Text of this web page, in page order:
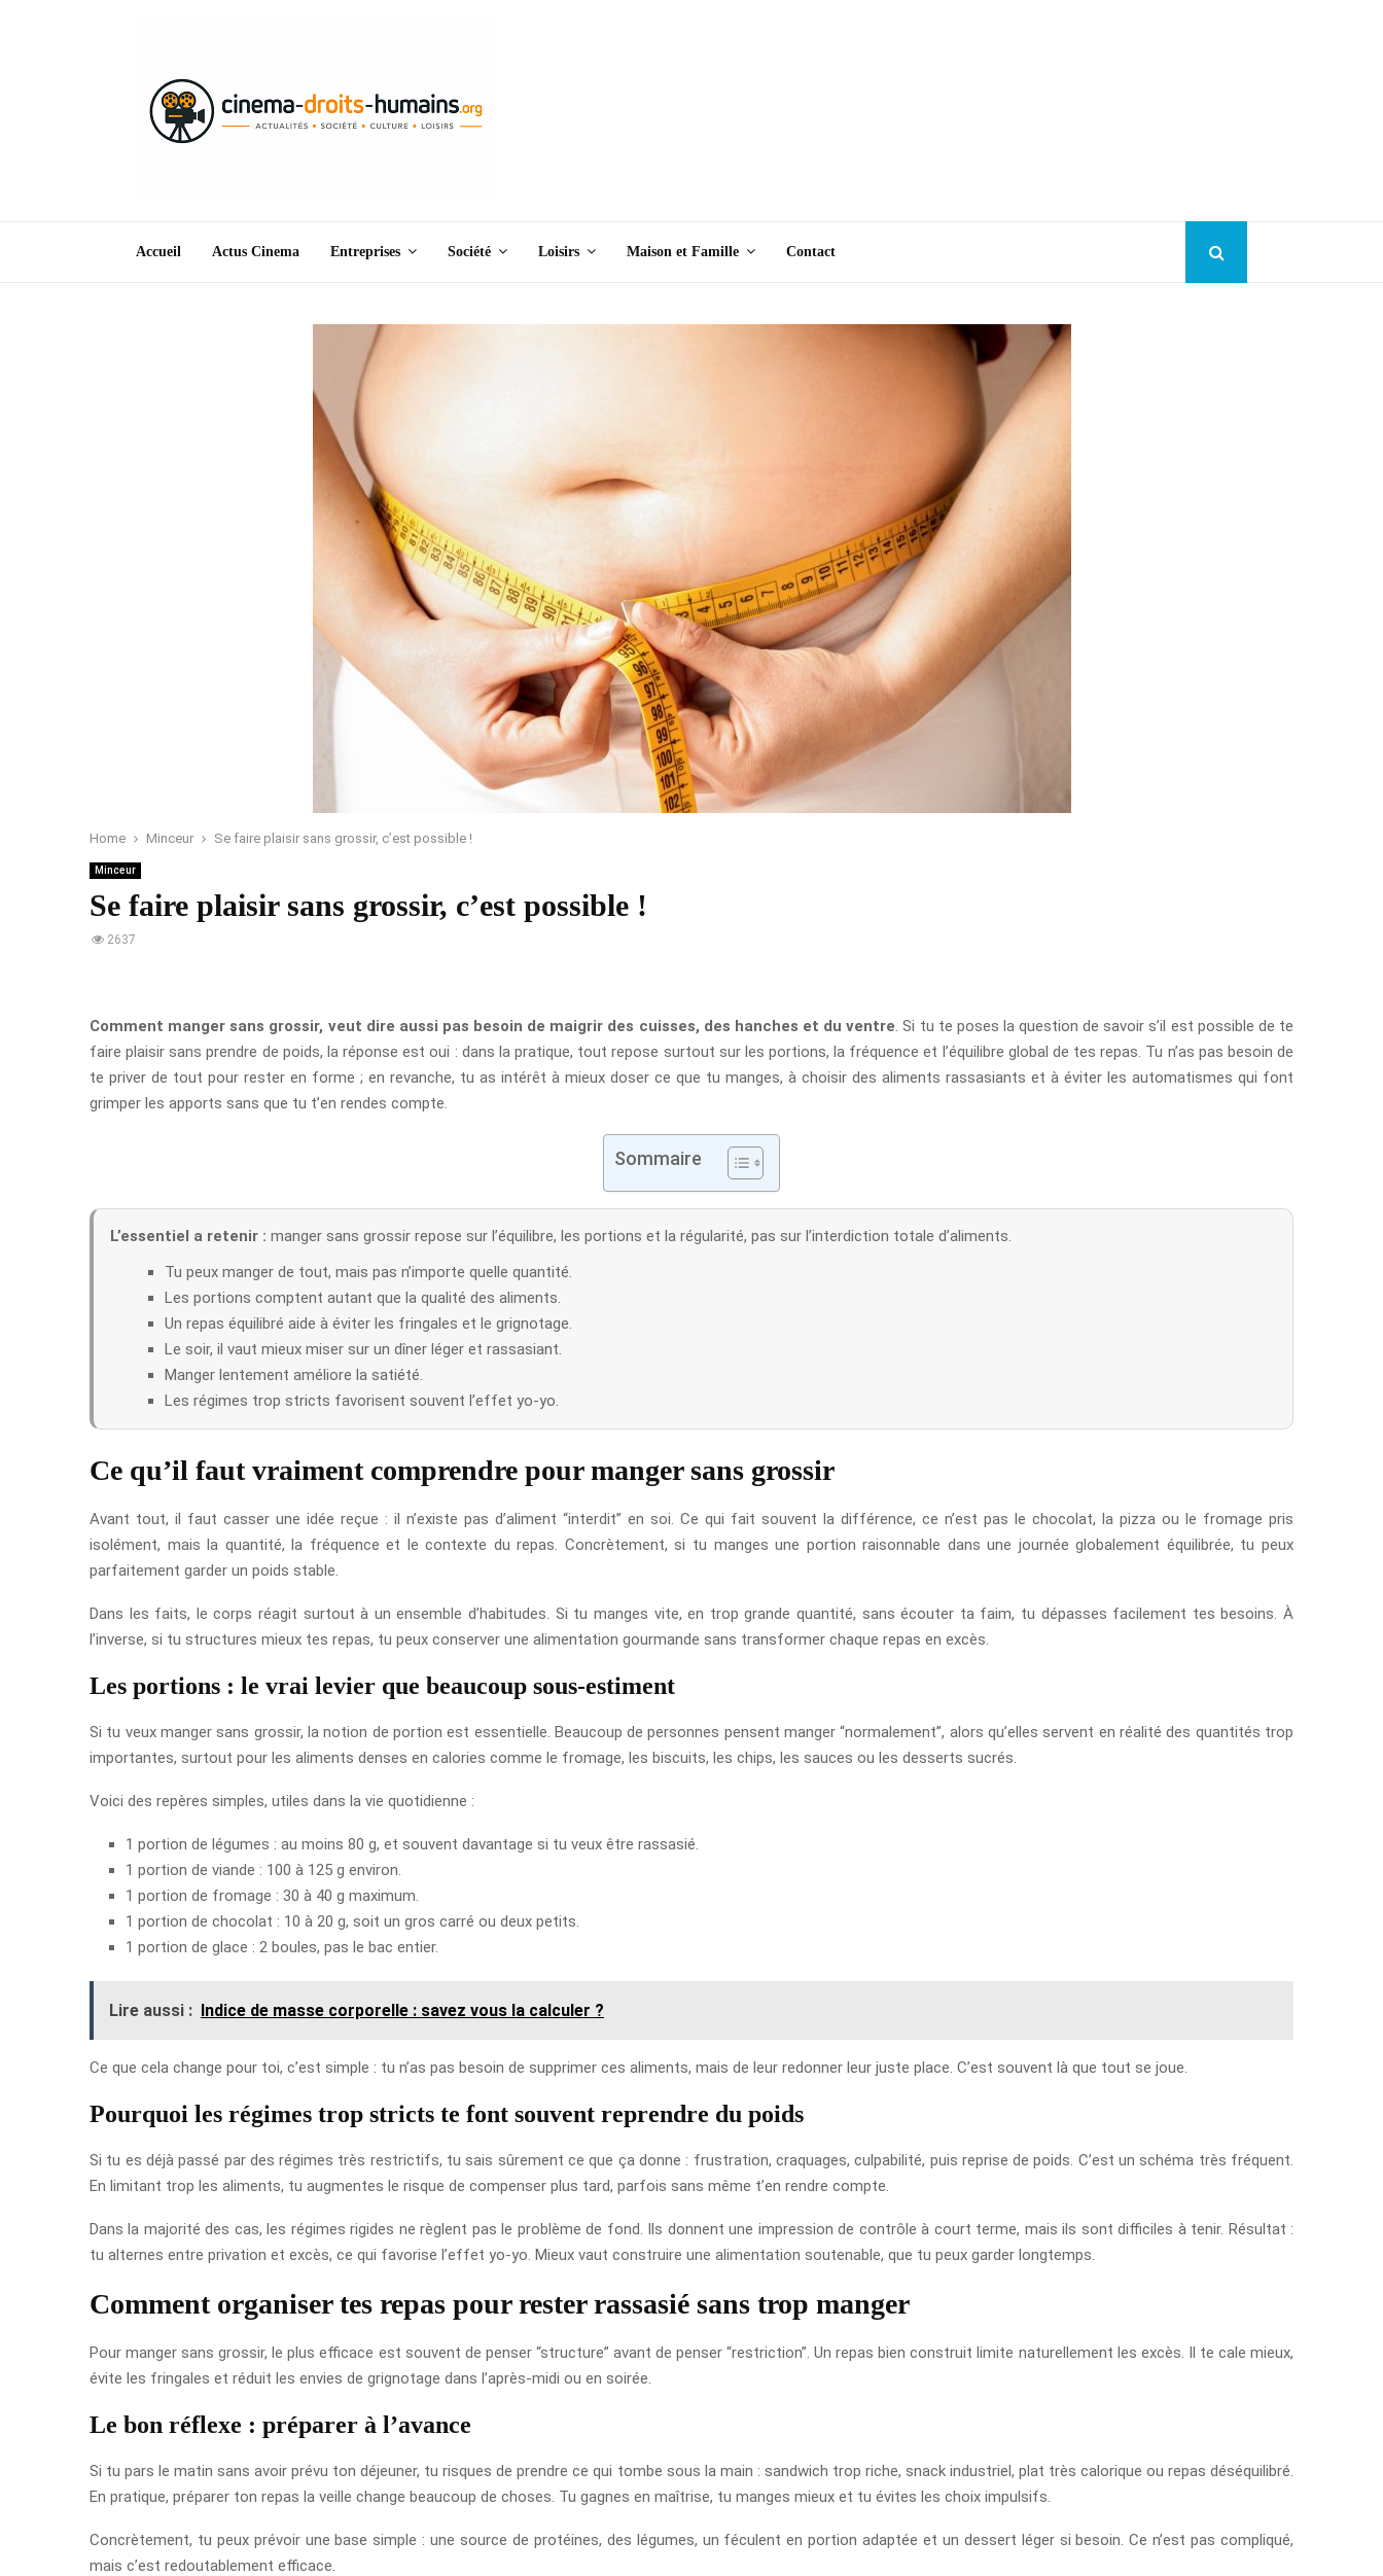
Accueil Actus Cinema Entreprises Société Loisirs Maison et Famille Contact
Home Minceur Se faire plaisir sans grossir, c’est possible !
Minceur
Se faire plaisir sans grossir, c’est possible !
2637
Comment manger sans grossir, veut dire aussi pas besoin de maigrir des cuisses, des hanches et du ventre . Si tu te poses la question de savoir s’il est possible de te
faire plaisir sans prendre de poids, la réponse est oui : dans la pratique, tout repose surtout sur les portions, la fréquence et l’équilibre global de tes repas. Tu n’as pas besoin de
te priver de tout pour rester en forme ; en revanche, tu as intérêt à mieux doser ce que tu manges, à choisir des aliments rassasiants et à éviter les automatismes qui font
grimper les apports sans que tu t’en rendes compte.
Sommaire
L’essentiel a retenir : manger sans grossir repose sur l’équilibre, les portions et la régularité, pas sur l’interdiction totale d’aliments.
Tu peux manger de tout, mais pas n’importe quelle quantité.
Les portions comptent autant que la qualité des aliments.
Un repas équilibré aide à éviter les fringales et le grignotage.
Le soir, il vaut mieux miser sur un dîner léger et rassasiant.
Manger lentement améliore la satiété.
Les régimes trop stricts favorisent souvent l’effet yo-yo.
Ce qu’il faut vraiment comprendre pour manger sans grossir
Avant tout, il faut casser une idée reçue : il n’existe pas d’aliment “interdit” en soi. Ce qui fait souvent la différence, ce n’est pas le chocolat, la pizza ou le fromage pris
isolément, mais la quantité, la fréquence et le contexte du repas. Concrètement, si tu manges une portion raisonnable dans une journée globalement équilibrée, tu peux
parfaitement garder un poids stable.
Dans les faits, le corps réagit surtout à un ensemble d’habitudes. Si tu manges vite, en trop grande quantité, sans écouter ta faim, tu dépasses facilement tes besoins. À
l’inverse, si tu structures mieux tes repas, tu peux conserver une alimentation gourmande sans transformer chaque repas en excès.
Les portions : le vrai levier que beaucoup sous-estiment
Si tu veux manger sans grossir, la notion de portion est essentielle. Beaucoup de personnes pensent manger “normalement”, alors qu’elles servent en réalité des quantités trop
importantes, surtout pour les aliments denses en calories comme le fromage, les biscuits, les chips, les sauces ou les desserts sucrés.
Voici des repères simples, utiles dans la vie quotidienne :
1 portion de légumes : au moins 80 g, et souvent davantage si tu veux être rassasié.
1 portion de viande : 100 à 125 g environ.
1 portion de fromage : 30 à 40 g maximum.
1 portion de chocolat : 10 à 20 g, soit un gros carré ou deux petits.
1 portion de glace : 2 boules, pas le bac entier.
Lire aussi : Indice de masse corporelle : savez vous la calculer ?
Ce que cela change pour toi, c’est simple : tu n’as pas besoin de supprimer ces aliments, mais de leur redonner leur juste place. C’est souvent là que tout se joue.
Pourquoi les régimes trop stricts te font souvent reprendre du poids
Si tu es déjà passé par des régimes très restrictifs, tu sais sûrement ce que ça donne : frustration, craquages, culpabilité, puis reprise de poids. C’est un schéma très fréquent.
En limitant trop les aliments, tu augmentes le risque de compenser plus tard, parfois sans même t’en rendre compte.
Dans la majorité des cas, les régimes rigides ne règlent pas le problème de fond. Ils donnent une impression de contrôle à court terme, mais ils sont difficiles à tenir. Résultat :
tu alternes entre privation et excès, ce qui favorise l’effet yo-yo. Mieux vaut construire une alimentation soutenable, que tu peux garder longtemps.
Comment organiser tes repas pour rester rassasié sans trop manger
Pour manger sans grossir, le plus efficace est souvent de penser “structure” avant de penser “restriction”. Un repas bien construit limite naturellement les excès. Il te cale mieux,
évite les fringales et réduit les envies de grignotage dans l’après-midi ou en soirée.
Le bon réflexe : préparer à l’avance
Si tu pars le matin sans avoir prévu ton déjeuner, tu risques de prendre ce qui tombe sous la main : sandwich trop riche, snack industriel, plat très calorique ou repas déséquilibré.
En pratique, préparer ton repas la veille change beaucoup de choses. Tu gagnes en maîtrise, tu manges mieux et tu évites les choix impulsifs.
Concrètement, tu peux prévoir une base simple : une source de protéines, des légumes, un féculent en portion adaptée et un dessert léger si besoin. Ce n’est pas compliqué,
mais c’est redoutablement efficace.